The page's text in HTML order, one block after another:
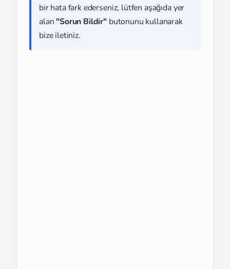
bir hata fark ederseniz, lütfen aşağıda yer
alan "Sorun Bildir" butonunu kullanarak
bize iletiniz.